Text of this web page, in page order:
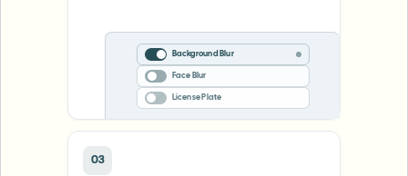
Background Blur
Face Blur
License Plate
03